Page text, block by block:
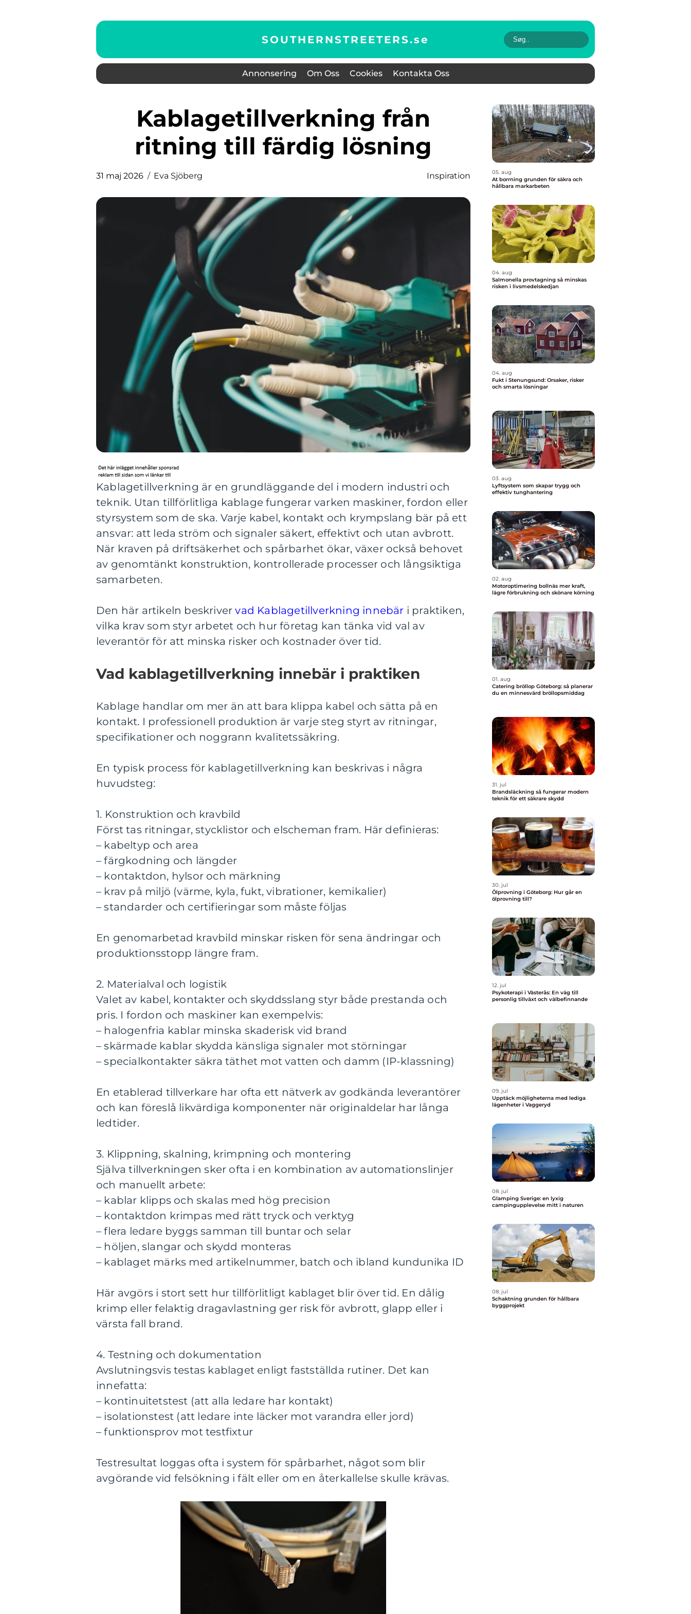
SOUTHERNSTREETERS.se
Annonsering Om Oss Cookies Kontakta Oss
Kablagetillverkning från
ritning till färdig lösning
31 maj 2026 Eva Sjöberg Inspiration
Kablagetillverkning är en grundläggande del i modern industri och
teknik. Utan tillförlitliga kablage fungerar varken maskiner, fordon eller
styrsystem som de ska. Varje kabel, kontakt och krympslang bär på ett
ansvar: att leda ström och signaler säkert, effektivt och utan avbrott.
När kraven på driftsäkerhet och spårbarhet ökar, växer också behovet
av genomtänkt konstruktion, kontrollerade processer och långsiktiga
samarbeten.
Den här artikeln beskrivervad Kablagetillverkning innebär i praktiken,
vilka krav som styr arbetet och hur företag kan tänka vid val av
leverantör för att minska risker och kostnader över tid.
Vad kablagetillverkning innebär i praktiken
Kablage handlar om mer än att bara klippa kabel och sätta på en
kontakt. I professionell produktion är varje steg styrt av ritningar,
specifikationer och noggrann kvalitetssäkring.
En typisk process för kablagetillverkning kan beskrivas i några
huvudsteg:
1. Konstruktion och kravbild
Först tas ritningar, stycklistor och elscheman fram. Här definieras:
– kabeltyp och area
– färgkodning och längder
– kontaktdon, hylsor och märkning
– krav på miljö (värme, kyla, fukt, vibrationer, kemikalier)
– standarder och certifieringar som måste följas
En genomarbetad kravbild minskar risken för sena ändringar och
produktionsstopp längre fram.
2. Materialval och logistik
Valet av kabel, kontakter och skyddsslang styr både prestanda och
pris. I fordon och maskiner kan exempelvis:
– halogenfria kablar minska skaderisk vid brand
– skärmade kablar skydda känsliga signaler mot störningar
– specialkontakter säkra täthet mot vatten och damm (IP-klassning)
En etablerad tillverkare har ofta ett nätverk av godkända leverantörer
och kan föreslå likvärdiga komponenter när originaldelar har långa
ledtider.
3. Klippning, skalning, krimpning och montering
Själva tillverkningen sker ofta i en kombination av automationslinjer
och manuellt arbete:
– kablar klipps och skalas med hög precision
– kontaktdon krimpas med rätt tryck och verktyg
– flera ledare byggs samman till buntar och selar
– höljen, slangar och skydd monteras
– kablaget märks med artikelnummer, batch och ibland kundunika ID
Här avgörs i stort sett hur tillförlitligt kablaget blir över tid. En dålig
krimp eller felaktig dragavlastning ger risk för avbrott, glapp eller i
värsta fall brand.
4. Testning och dokumentation
Avslutningsvis testas kablaget enligt fastställda rutiner. Det kan
innefatta:
– kontinuitetstest (att alla ledare har kontakt)
– isolationstest (att ledare inte läcker mot varandra eller jord)
– funktionsprov mot testfixtur
Testresultat loggas ofta i system för spårbarhet, något som blir
avgörande vid felsökning i fält eller om en återkallelse skulle krävas.
05. aug
At borrning grunden för säkra och
hållbara markarbeten
04. aug
Salmonella provtagning så minskas
risken i livsmedelskedjan
04. aug
Fukt i Stenungsund: Orsaker, risker
och smarta lösningar
03. aug
Lyftsystem som skapar trygg och
effektiv tunghantering
02. aug
Motoroptimering bollnäs mer kraft,
lägre förbrukning och skönare körning
01. aug
Catering bröllop Göteborg: så planerar
du en minnesvärd bröllopsmiddag
31. jul
Brandsläckning så fungerar modern
teknik för ett säkrare skydd
30. jul
Ölprovning i Göteborg: Hur går en
ölprovning till?
12. jul
Psykoterapi i Västerås: En väg till
personlig tillväxt och välbefinnande
09. jul
Upptäck möjligheterna med lediga
lägenheter i Vaggeryd
08. jul
Glamping Sverige: en lyxig
campingupplevelse mitt i naturen
08. jul
Schaktning grunden för hållbara
byggprojekt